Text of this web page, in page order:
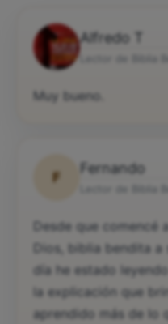
Alfredo T
Muy bueno.
F
Fernando
Desde que
Dios, biblia bendita
día he estado
la explicación que
aprendido más de lo